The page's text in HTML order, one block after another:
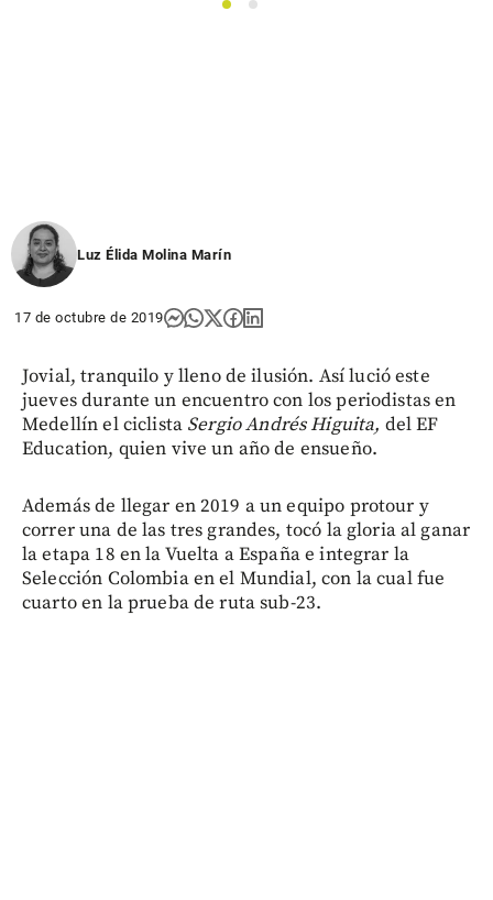
1 2
Luz Élida Molina Marín
17 de octubre de 2019
Jovial, tranquilo y lleno de ilusión. Así lució este
jueves durante un encuentro con los periodistas en
Medellín el ciclista Sergio Andrés Higuita, del EF
Education, quien vive un año de ensueño.
Además de llegar en 2019 a un equipo protour y
correr una de las tres grandes, tocó la gloria al ganar
la etapa 18 en la Vuelta a España e integrar la
Selección Colombia en el Mundial, con la cual fue
cuarto en la prueba de ruta sub-23.